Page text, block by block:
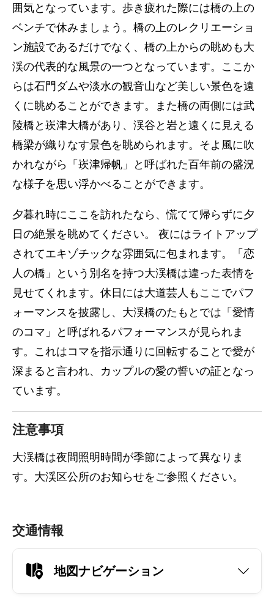
囲気となっています。歩き疲れた際には橋の上の
ベンチで休みましょう。橋の上のレクリエーショ
ン施設であるだけでなく、橋の上からの眺めも大
渓の代表的な風景の一つとなっています。ここか
らは石門ダムや淡水の観音山など美しい景色を遠
くに眺めることができます。また橋の両側には武
陵橋と崁津大橋があり、渓谷と岩と遠くに見える
橋梁が織りなす景色を眺められます。そよ風に吹
かれながら「崁津帰帆」と呼ばれた百年前の盛況
な様子を思い浮かべることができます。
夕暮れ時にここを訪れたなら、慌てて帰らずに夕
日の絶景を眺めてください。 夜にはライトアップ
されてエキゾチックな雰囲気に包まれます。「恋
人の橋」という別名を持つ大渓橋は違った表情を
見せてくれます。休日には大道芸人もここでパフ
ォーマンスを披露し、大渓橋のたもとでは「愛情
のコマ」と呼ばれるパフォーマンスが見られま
す。これはコマを指示通りに回転することで愛が
深まると言われ、カップルの愛の誓いの証となっ
ています。
注意事項
大渓橋は夜間照明時間が季節によって異なりま
す。大渓区公所のお知らせをご参照ください。
交通情報
地図ナビゲーション